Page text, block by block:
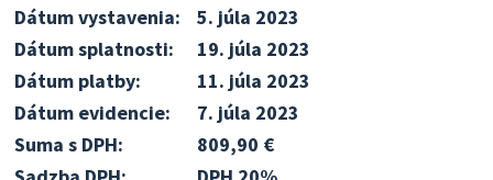
Dátum vystavenia:
5. júla 2023
Dátum splatnosti:
19. júla 2023
Dátum platby:
11. júla 2023
Dátum evidencie:
7. júla 2023
Suma s DPH:
809,90 €